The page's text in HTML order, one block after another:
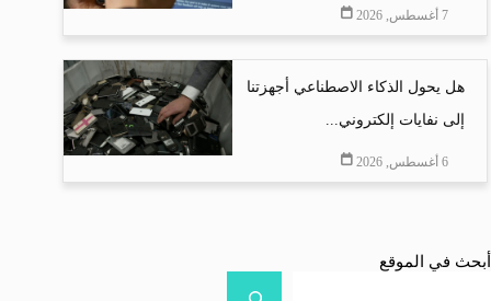
7 أغسطس, 2026
هل يحول الذكاء الاصطناعي أجهزتنا
إلى نفايات إلكتروني...
6 أغسطس, 2026
أبحث في الموقع